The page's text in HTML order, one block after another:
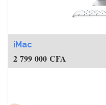
iMac
2 799 000 CFA